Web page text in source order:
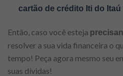
cartão de crédito Iti do Itaú
Então, caso você esteja
resolver a sua vida financeira o
tempo! Peça agora mesmo seu
suas dívidas!